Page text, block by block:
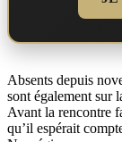
Absents depuis
sont également sur
Avant la rencontre
qu’il espérait